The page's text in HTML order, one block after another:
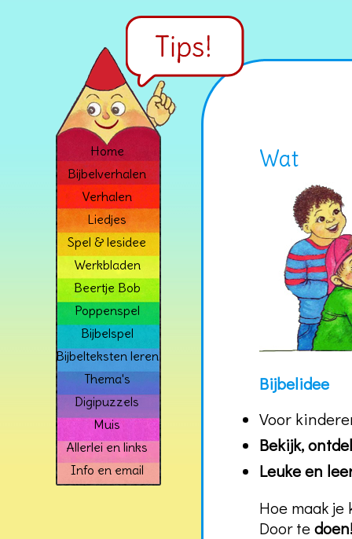
Home
Bijbelverhalen
Verhalen
Liedjes
Spel & lesidee
Werkbladen
Beertje Bob
Poppenspel
Bijbelspel
Bijbelteksten leren
Thema's
Digipuzzels
Muis
Allerlei en links
Info en email
Wat
Bijbelidee
Voor
Bekijk,
Leuke en
Hoe maak
Door te